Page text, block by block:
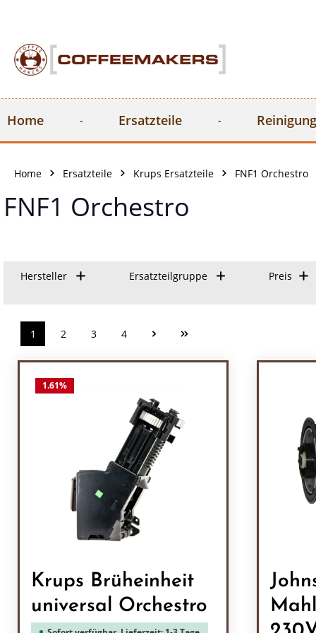
Home Ersatzteile
Home Ersatzteile Krups Ersatzteile FNF1 Orchestro
FNF1 Orchestro
Hersteller Ersatzteilgruppe Preis
Seite
1 Seite
2 Seite
3 Seite
4
1.61%
Krups Brüheinheit
universal Orchestro